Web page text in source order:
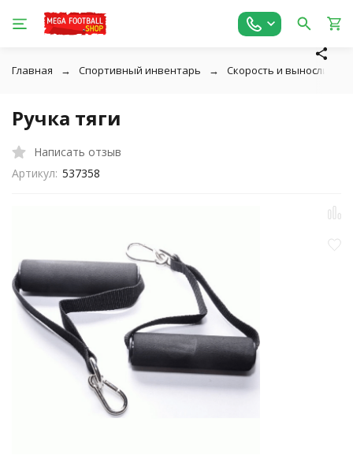
Главная Спортивный инвентарь Скорость и
Ручка тяги
Написать отзыв
Артикул: 537358